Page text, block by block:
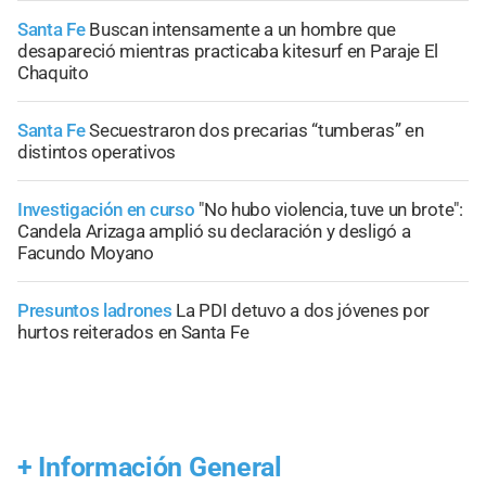
Santa Fe Buscan intensamente a un hombre que
desapareció mientras practicaba kitesurf en Paraje El
Chaquito
Santa FeSecuestraron dos precarias “tumberas” en
distintos operativos
Investigación en curso "No hubo violencia, tuve un brote":
Candela Arizaga amplió su declaración y desligó a
Facundo Moyano
Presuntos ladrones La PDI detuvo a dos jóvenes por
hurtos reiterados en Santa Fe
+ Información General